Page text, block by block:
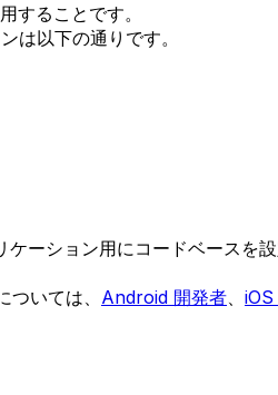
することです。
は以下の通りです。
ーション用にコードベースを
いては、 Android 開発者、